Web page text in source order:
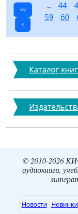
<<
<
.. 44
59
60
Каталог книг
© 2010-2026
аудиокниги,
Новости Новинки